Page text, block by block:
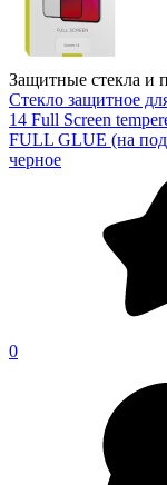
Защитные стекла и
Стекло защитное
14 Full Screen
FULL GLUE (на
черное
0